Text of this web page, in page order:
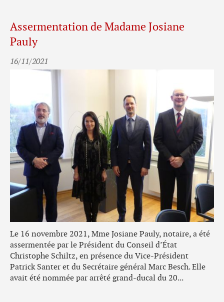
Assermentation de Madame Josiane
Pauly
16/11/2021
Le 16 novembre 2021, Mme Josiane Pauly, notaire, a été
assermentée par le Président du Conseil d’État
Christophe Schiltz, en présence du Vice-Président
Patrick Santer et du Secrétaire général Marc Besch. Elle
avait été nommée par arrêté grand-ducal du 20...